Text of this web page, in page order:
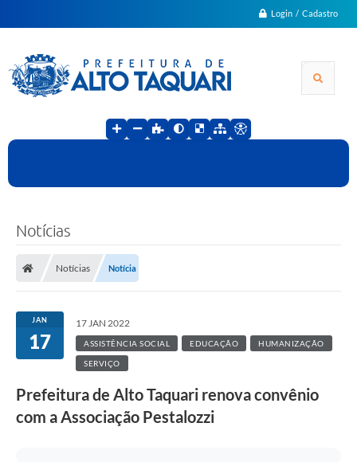
Login / Cadastro
Notícias
Notícias Notícia
JAN
17
17 JAN 2022
ASSISTÊNCIA SOCIAL EDUCAÇÃO HUMANIZAÇÃO
SERVIÇO
Prefeitura de Alto Taquari renova convênio
com a Associação Pestalozzi